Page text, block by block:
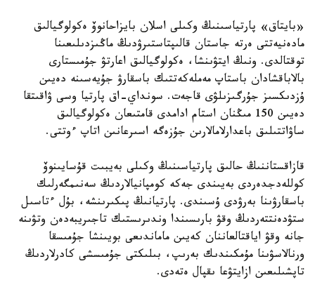
«بايتاق» پارتياسىنىڭ وكىلى اسلان بايزاحانوۆ ەكولوگيالىق
مادەنيەتتى ەرتە جاستان قالىپتاستىرۋدىڭ ماڭىزدىلىعىنا
توقتالدى. ونىڭ ايتۋىنشا، ەكولوگيالىق اعارتۋ جۇمىستارى
بالاباقشادان باستاپ مەملەكەتتىك باسقارۋ جۇيەسىنە دەيىن
ۇزدىكسىز جۇرگىزىلۋى قاجەت. سونداي-اق پارتيا وسى ۋاقىتقا
دەيىن 150 مىڭنان استام ادامدى قامتىعان ەكولوگيالىق
ساۋاتتىلىق باعدارلامالارىن جۇزەگە اسىرعانىن اتاپ ءوتتى.
قازاقستاننىڭ حالىق پارتياسىنىڭ وكىلى بەيبىت قۇسايىنوۆ
كوللەدجدەردى بەيىندى جەكە كومپانيالاردىڭ سەنىمگەرلىك
باسقارۋىنا بەرۋدى ۇسىندى. پارتيانىڭ پىكىرىنشە، بۇل ءتاسىل
ستۋدەنتتەردىڭ وقۋ بارىسىندا وندىرىستىك تاجىريبەدەن وتۋىنە
جانە وقۋ اياقتالعاننان كەيىن ماماندىعى بويىنشا جۇمىسقا
ورنالاسۋىنا مۇمكىندىك بەرىپ، بىلىكتى جۇمىسشى كادرلاردىڭ
تاپشىلىعىن ازايتۋعا ىقپال ەتەدى.